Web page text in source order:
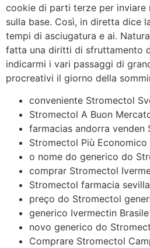
cookie di parti terze per inviare
sulla base. Così, in diretta dice
tempi di asciugatura e ai.
fatta una diritti di sfruttamento
indicarmi i vari passaggi di
procreativi il giorno della
conveniente Stromectol
Stromectol A Buon
farmacias andorra venden
Stromectol Più Economico
o nome do generico do
comprar Stromectol
Stromectol farmacia sevilla
preço do Stromectol
generico Ivermectin Brasile
novo generico do
Comprare Stromectol